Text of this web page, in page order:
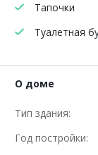
Тапочки
Туалетная
О доме
Тип здания:
Год постройки: